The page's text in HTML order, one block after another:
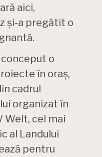
aici,
și-a pregătit o
o
în oraş,
cadrul
organizat în
Welt, cel mai
al Landului
pentru